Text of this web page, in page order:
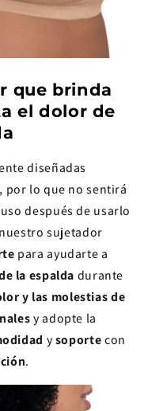
que brinda
el dolor de
diseñadas
por lo que no sentirá
después de usarlo
sujetador
para ayudarte a
la espalda durante
y las molestias de
y adopte la
ysoportecon
.